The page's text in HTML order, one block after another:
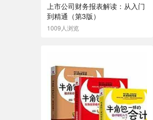
上市公司财务报表解读：从入门
到精通（第3版）
1009人浏览